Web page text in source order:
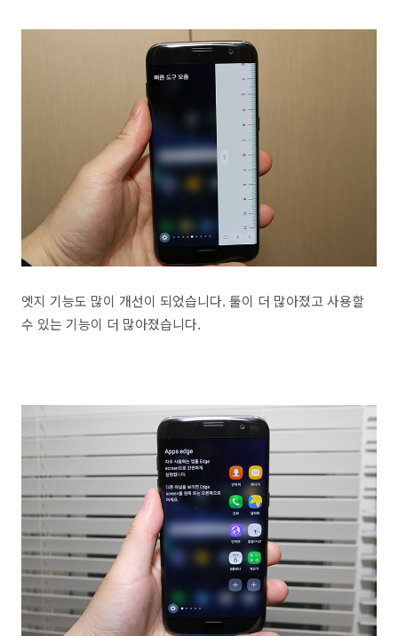
엣지 기능도 많이 개선이 되었습니다. 툴이 더 많아졌고 사용할
수 있는 기능이 더 많아졌습니다.